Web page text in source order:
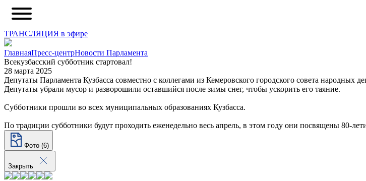
ТРАНСЛЯЦИЯ в эфире
ГлавнаяПресс-центрНовости Парламента
Всекузбасский субботник стартовал!
28 марта 2025
Депутаты Парламента Кузбасса совместно с коллегами из Кемеровского городского совета
Депутаты убрали мусор и разворошили оставшийся после зимы снег, чтобы ускорить его таяние.
Субботники прошли во всех муниципальных образованиях Кузбасса.
По традиции субботники будут проходить еженедельно весь апрель, в этом году они посвящены 80-
Фото (6)
Закрыть